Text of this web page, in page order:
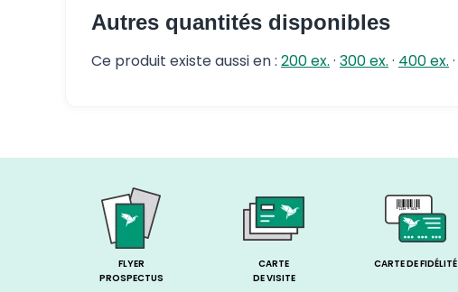
Autres quantités disponibles
Ce produit existe aussi en : 200 ex. · 300 ex. · 400 ex. ·
FLYER
PROSPECTUS
CARTE
DE VISITE
CARTE DE FIDÉLITÉ